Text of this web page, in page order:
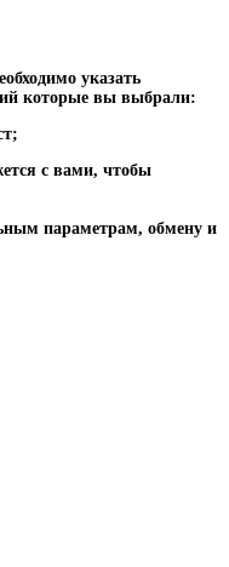
указать
которые вы выбрали:
с вами, чтобы
параметрам, обмену и